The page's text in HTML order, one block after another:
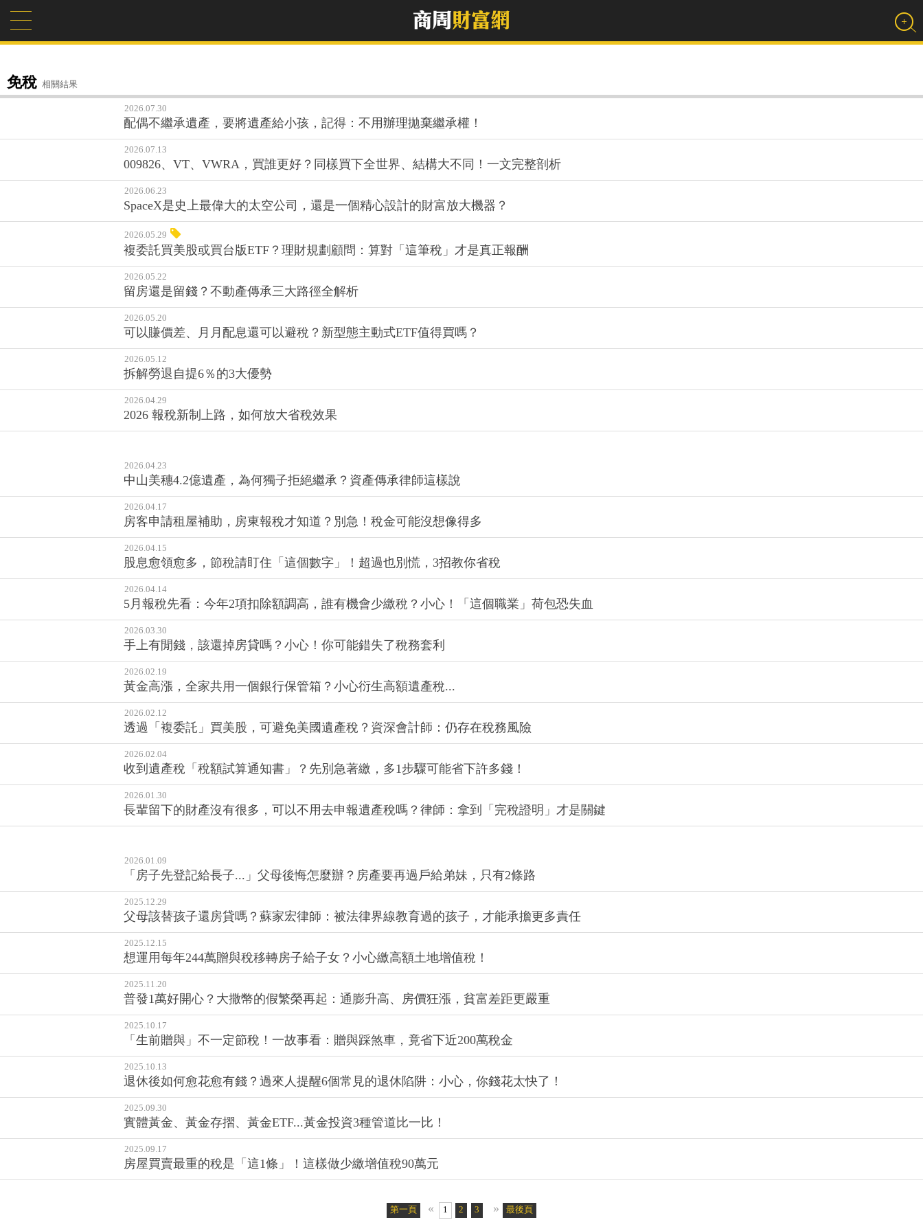
免稅 相關結果
2026.07.30
配偶不繼承遺產，要將遺產給小孩，記得：不用辦理拋棄繼承權！
2026.07.13
009826、VT、VWRA，買誰更好？同樣買下全世界、結構大不同！一文完整剖析
2026.06.23
SpaceX是史上最偉大的太空公司，還是一個精心設計的財富放大機器？
2026.05.29
複委託買美股或買台版ETF？理財規劃顧問：算對「這筆稅」才是真正報酬
2026.05.22
留房還是留錢？不動產傳承三大路徑全解析
2026.05.20
可以賺價差、月月配息還可以避稅？新型態主動式ETF值得買嗎？
2026.05.12
拆解勞退自提6％的3大優勢
2026.04.29
2026 報稅新制上路，如何放大省稅效果
2026.04.23
中山美穗4.2億遺產，為何獨子拒絕繼承？資產傳承律師這樣說
2026.04.17
房客申請租屋補助，房東報稅才知道？別急！稅金可能沒想像得多
2026.04.15
股息愈領愈多，節稅請盯住「這個數字」！超過也別慌，3招教你省稅
2026.04.14
5月報稅先看：今年2項扣除額調高，誰有機會少繳稅？小心！「這個職業」荷包恐失血
2026.03.30
手上有閒錢，該還掉房貸嗎？小心！你可能錯失了稅務套利
2026.02.19
黃金高漲，全家共用一個銀行保管箱？小心衍生高額遺產稅...
2026.02.12
透過「複委託」買美股，可避免美國遺產稅？資深會計師：仍存在稅務風險
2026.02.04
收到遺產稅「稅額試算通知書」？先別急著繳，多1步驟可能省下許多錢！
2026.01.30
長輩留下的財產沒有很多，可以不用去申報遺產稅嗎？律師：拿到「完稅證明」才是關鍵
2026.01.09
「房子先登記給長子...」父母後悔怎麼辦？房產要再過戶給弟妹，只有2條路
2025.12.29
父母該替孩子還房貸嗎？蘇家宏律師：被法律界線教育過的孩子，才能承擔更多責任
2025.12.15
想運用每年244萬贈與稅移轉房子給子女？小心繳高額土地增值稅！
2025.11.20
普發1萬好開心？大撒幣的假繁榮再起：通膨升高、房價狂漲，貧富差距更嚴重
2025.10.17
「生前贈與」不一定節稅！一故事看：贈與踩煞車，竟省下近200萬稅金
2025.10.13
退休後如何愈花愈有錢？過來人提醒6個常見的退休陷阱：小心，你錢花太快了！
2025.09.30
實體黃金、黃金存摺、黃金ETF...黃金投資3種管道比一比！
2025.09.17
房屋買賣最重的稅是「這1條」！這樣做少繳增值稅90萬元
第一頁 « 1 2 3 4 5 6
» 最後頁